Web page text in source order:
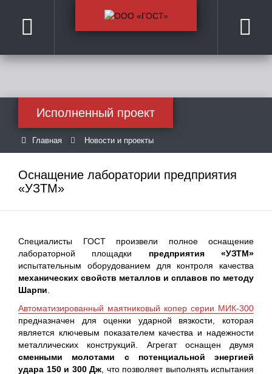
Исполненный проект
Главная Новости и проекты
Оснащение лаборатории предприятия
«УЗТМ»
Специалисты ГОСТ произвели полное оснащение
лабораторной площадки предприятия «УЗТМ»
испытательным оборудованием для контроля качества
механических свойств металлов и сплавов по методу
Шарпи
Автоматизированный маятниковый копер серии МИК-300
предназначен для оценки ударной вязкости, которая
является ключевым показателем качества и надежности
металлических конструкций. Агрегат оснащен двумя
сменными молотами с потенциальной энергией
удара 150 и 300 Дж , что позволяет выполнять испытания